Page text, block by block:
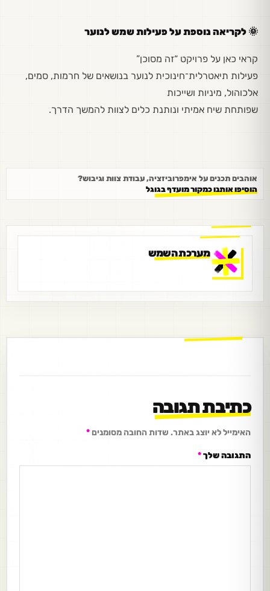
🌞 לקריאה נוספת על פעילות שמש לנוער
קראי כאן על פרויקט “זה מסוכן”
פעילות תיאטרלית־חינוכית לנוער בנושאים של חרמות, סמים,
אלכוהול, מיניות ושייכות
שפותחת שיח אמיתי ונותנת כלים לצוות להמשך הדרך.
אוהבים תכנים על אימפרוביזציה, עבודת צוות וגיבוש?
הוסיפו אותנו כמקור מועדף בגוגל
מערכת השמש
כתיבת תגובה
האימייל לא יוצג באתר. שדות החובה מסומנים *
התגובה שלך*